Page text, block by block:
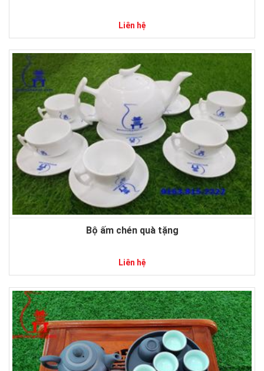
Liên hệ
Bộ ấm chén quà tặng
Liên hệ